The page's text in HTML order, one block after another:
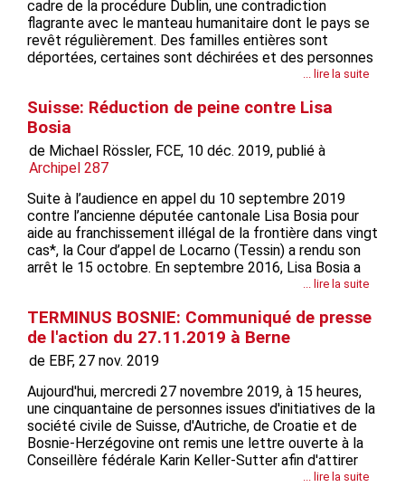
cadre de la procédure Dublin, une contradiction
flagrante avec le manteau humanitaire dont le pays se
revêt régulièrement. Des familles entières sont
déportées, certaines sont déchirées et des personnes
particulièrement vulnérables sont expulsées sans pitié.
Lucerne: en plein jour, une femme...
... lire la suite
Suisse: Réduction de peine contre Lisa
Bosia
de Michael Rössler, FCE, 10 déc. 2019, publié à
Archipel 287
Suite à l’audience en appel du 10 septembre 2019
contre l’ancienne députée cantonale Lisa Bosia pour
aide au franchissement illégal de la frontière dans vingt
cas*, la Cour d’appel de Locarno (Tessin) a rendu son
arrêt le 15 octobre. En septembre 2016, Lisa Bosia a
aidé des migrant·es mineur·es non accompagné·es
vers la...
... lire la suite
TERMINUS BOSNIE: Communiqué de presse
de l'action du 27.11.2019 à Berne
de EBF, 27 nov. 2019
Aujourd'hui, mercredi 27 novembre 2019, à 15 heures,
une cinquantaine de personnes issues d'initiatives de la
société civile de Suisse, d'Autriche, de Croatie et de
Bosnie-Herzégovine ont remis une lettre ouverte à la
Conseillère fédérale Karin Keller-Sutter afin d'attirer
l'attention sur le sort des réfugiés à la frontière entre
... lire la suite